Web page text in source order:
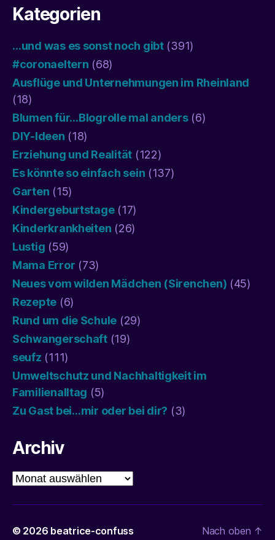
Kategorien
…und was es sonst noch gibt(391)
#coronaeltern (68)
Ausflüge und Unternehmungen im Rheinland
(18)
Blumen für…Blogrolle mal anders(6)
DIY-Ideen (18)
Erziehung und Realität (122)
Es könnte so einfach sein (137)
Garten (15)
Kindergeburtstage(17)
Kinderkrankheiten (26)
Lustig (59)
Mama Error (73)
Neues vom wilden Mädchen (Sirenchen) (45)
Rezepte (6)
Rund um die Schule (29)
Schwangerschaft(19)
seufz (111)
Umweltschutz und Nachhaltigkeit im
Familienalltag (5)
Zu Gast bei…mir oder bei dir? (3)
Archiv
Archiv
© 2026 beatrice-confuss Nach oben ↑